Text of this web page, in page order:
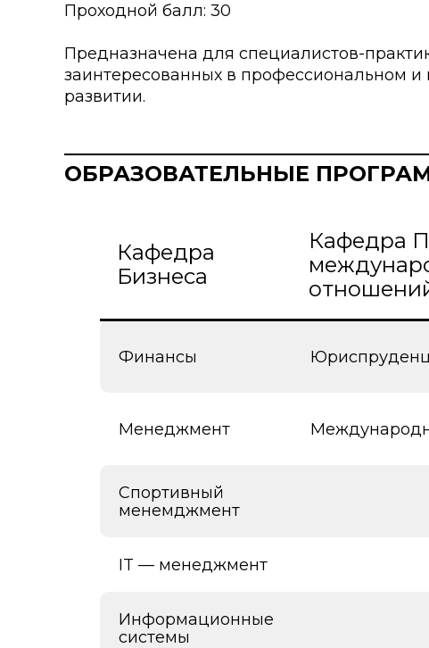
Проходной балл: 30
Предназначена для специалистов-
заинтересованных в профессиональном и
развитии.
ОБРАЗОВАТЕЛЬНЫЕ
Кафедра
Бизнеса
Кафедра
Финансы
Менеджмент
Спортивный
менемджмент
IT — менеджмент
Информационные
системы